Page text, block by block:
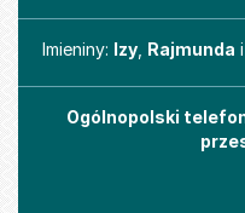
Imieniny
Imieniny: Izy Rajmunda i
Ogólnopolski